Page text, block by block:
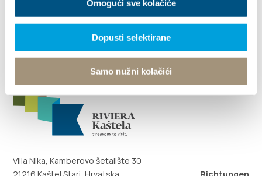
Omogući sve kolačiće
Dopusti selektirane
Samo nužni kolačići
« 1 2 »
Villa Nika, Kamberovo šetalište 30